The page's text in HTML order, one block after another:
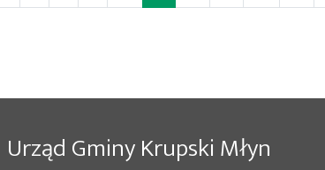
Urząd Gminy Krupski Młyn